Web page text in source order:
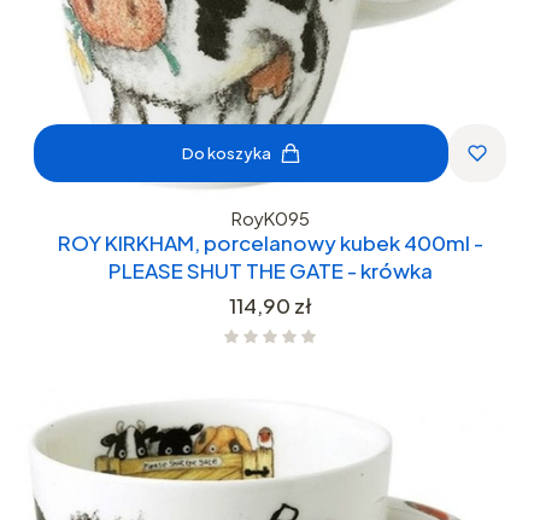
Do koszyka
RoyK095
ROY KIRKHAM, porcelanowy kubek 400ml -
PLEASE SHUT THE GATE - krówka
Cena
114,90 zł